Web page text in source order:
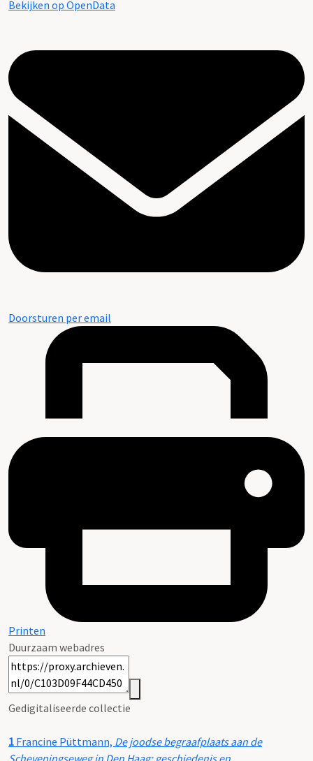
Bekijken op OpenData
Doorsturen per email
Printen
Duurzaam webadres
Gedigitaliseerde collectie
1 Francine Püttmann, De joodse begraafplaats aan de
Scheveningseweg in Den Haag: geschiedenis en